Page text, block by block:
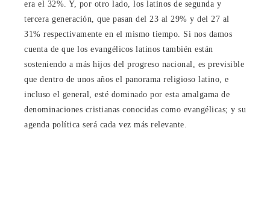
era el 32%. Y, por otro lado, los latinos de segunda y
tercera generación, que pasan del 23 al 29% y del 27 al
31% respectivamente en el mismo tiempo. Si nos damos
cuenta de que los evangélicos latinos también están
sosteniendo a más hijos del progreso nacional, es previsible
que dentro de unos años el panorama religioso latino, e
incluso el general, esté dominado por esta amalgama de
denominaciones cristianas conocidas como evangélicas; y su
agenda política será cada vez más relevante.